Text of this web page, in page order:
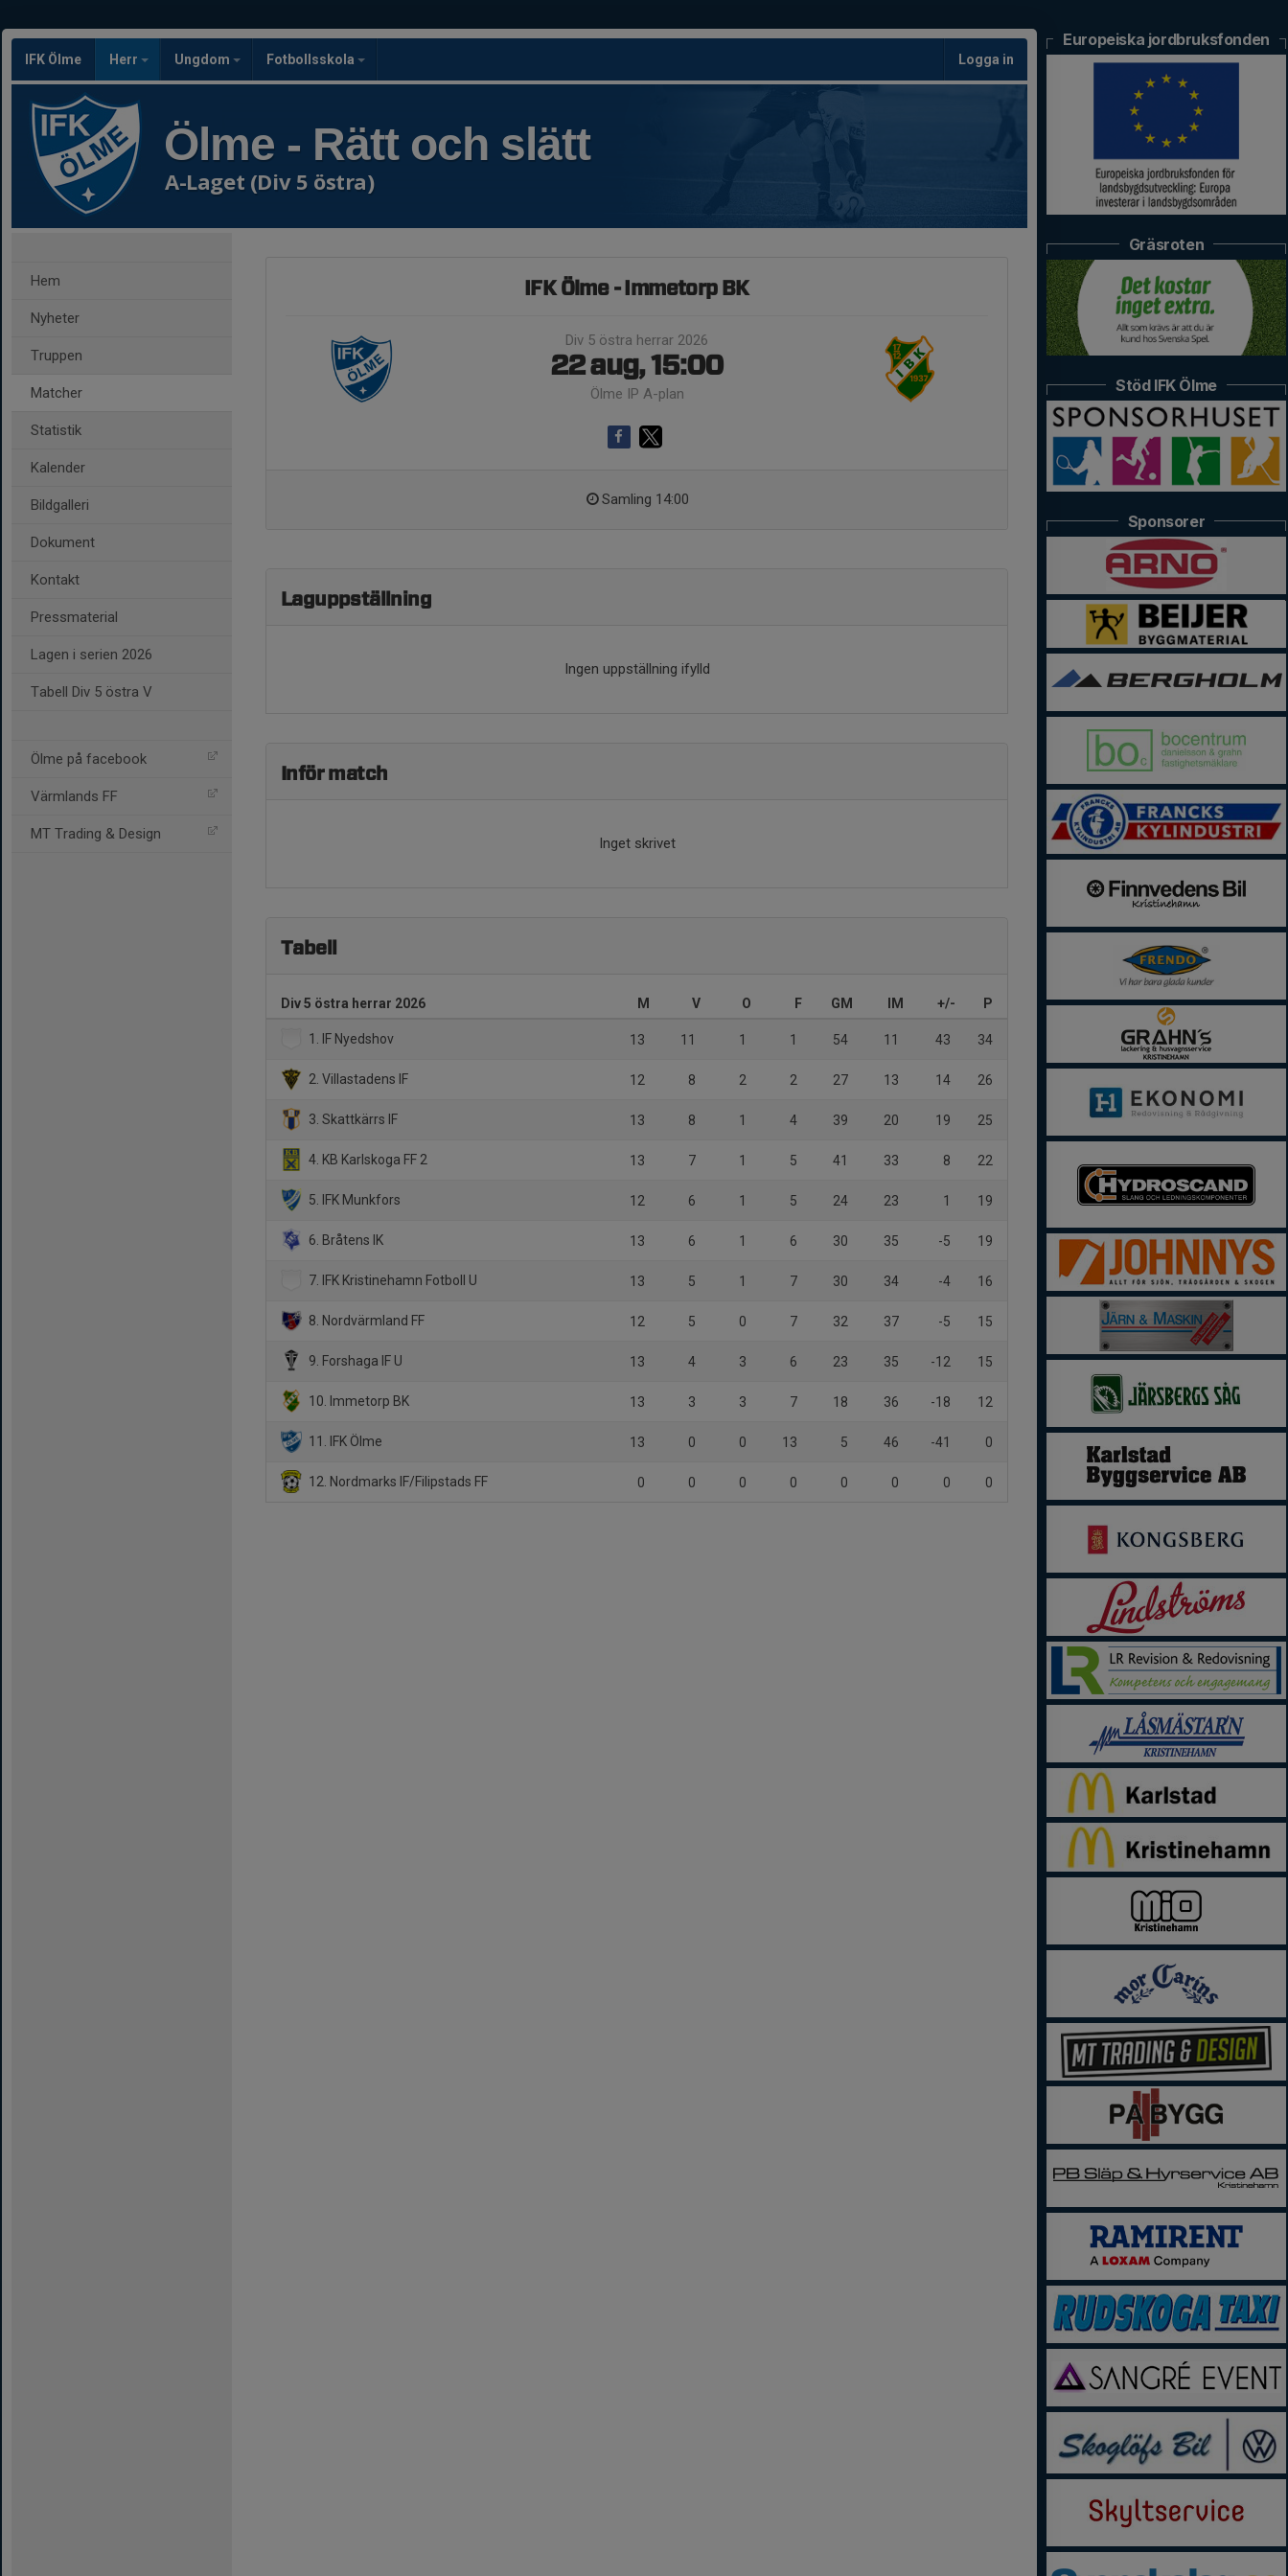
IFK Ölme Herr Ungdom Fotbollsskola Logga in
Ölme - Rätt och slätt
A-Laget (Div 5 östra)
Hem
Nyheter
Truppen
Matcher
Statistik
Kalender
Bildgalleri
Dokument
Kontakt
Pressmaterial
Lagen i serien 2026
Tabell Div 5 östra V
Ölme på facebook
Värmlands FF
MT Trading & Design
IFK Ölme - Immetorp BK
Div 5 östra herrar 2026
22 aug, 15:00
Ölme IP A-plan
Samling 14:00
Laguppställning
Ingen uppställning ifylld
Inför match
Inget skrivet
Tabell
Div 5 östra herrar 2026 M V O F GM IM +/- P
1. IF Nyedshov 13 11 1 1 54 11 43 34
2. Villastadens IF 12 8 2 2 27 13 14 26
3. Skattkärrs IF 13 8 1 4 39 20 19 25
4. KB Karlskoga FF 2 13 7 1 5 41 33 8 22
5. IFK Munkfors 12 6 1 5 24 23 1 19
6. Bråtens IK 13 6 1 6 30 35 -5 19
7. IFK Kristinehamn Fotboll U 13 5 1 7 30 34 -4 16
8. Nordvärmland FF 12 5 0 7 32 37 -5 15
9. Forshaga IF U 13 4 3 6 23 35 -12 15
10. Immetorp BK 13 3 3 7 18 36 -18 12
11. IFK Ölme 13 0 0 13 5 46 -41 0
12. Nordmarks IF/Filipstads FF 0 0 0 0 0 0 0 0
Europeiska jordbruksfonden
Gräsroten
Stöd IFK Ölme
Sponsorer